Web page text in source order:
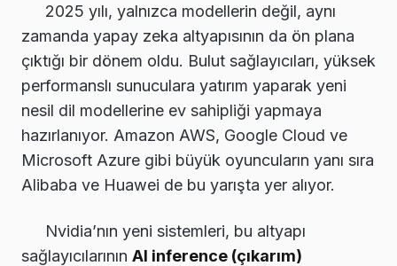
2025 yılı, yalnızca modellerin değil, aynı
zamanda yapay zeka altyapısının da ön plana
çıktığı bir dönem oldu. Bulut sağlayıcıları, yüksek
performanslı sunuculara yatırım yaparak yeni
nesil dil modellerine ev sahipliği yapmaya
hazırlanıyor. Amazon AWS, Google Cloud ve
Microsoft Azure gibi büyük oyuncuların yanı sıra
Alibaba ve Huawei de bu yarışta yer alıyor.
Nvidia’nın yeni sistemleri, bu altyapı
sağlayıcılarının AI inference (çıkarım)